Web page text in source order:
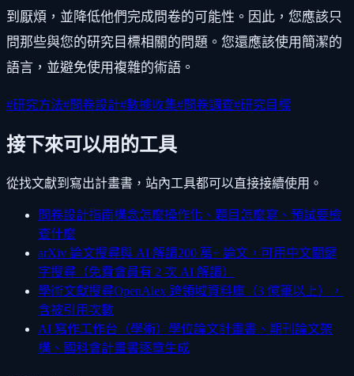
到厭煩，並降低他們完成問卷的可能性。因此，您應該只
問那些與您的研究目標相關的問題。您還應該使用簡潔的
語言，並避免使用複雜的術語。
#研究方法#問卷設計#數據收集#問卷調查#研究目標
接下來可以用的工具
從找文獻到寫出計畫書，站內工具都可以直接接續使用。
問卷設計指南構念怎麼操作化、題目怎麼寫、預試要檢
查什麼
arXiv 論文搜尋與 AI 解讀200 萬+ 論文，可用中文關鍵
字搜尋（免費會員有 2 次 AI 解讀）
學術文獻搜尋OpenAlex 跨領域資料庫（3 億筆以上），
含被引用次數
AI 寫作工作台（學術） 學位論文計畫書、期刊論文架
構、國科會計畫書逐章生成